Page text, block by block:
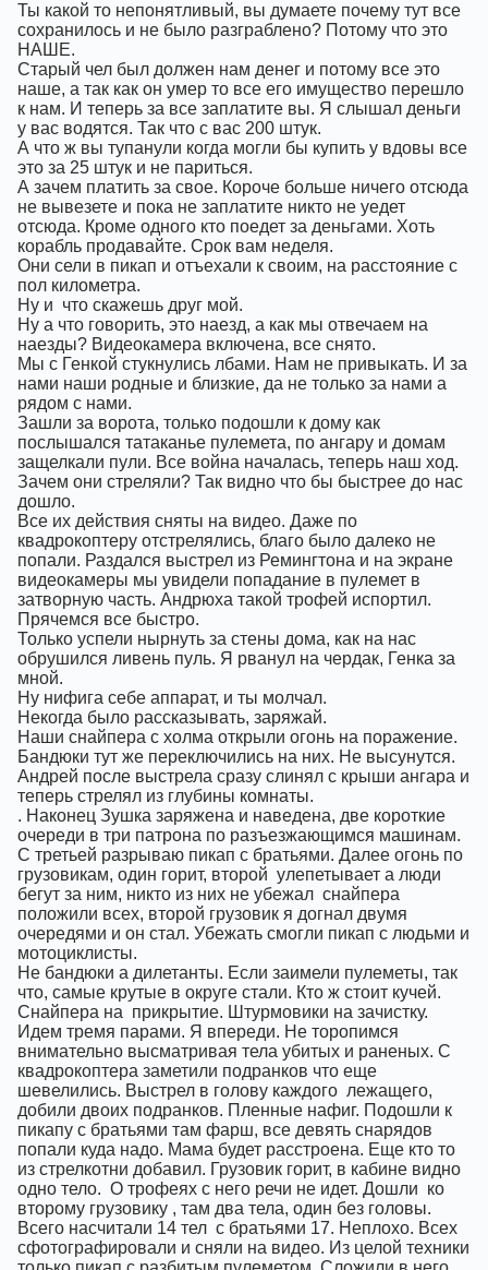
Ты какой то непонятливый, вы думаете почему тут все
сохранилось и не было разграблено? Потому что это
НАШЕ.
Старый чел был должен нам денег и потому все это
наше, а так как он умер то все его имущество перешло
к нам. И теперь за все заплатите вы. Я слышал деньги
у вас водятся. Так что с вас 200 штук.
А что ж вы тупанули когда могли бы купить у вдовы все
это за 25 штук и не париться.
А зачем платить за свое. Короче больше ничего отсюда
не вывезете и пока не заплатите никто не уедет
отсюда. Кроме одного кто поедет за деньгами. Хоть
корабль продавайте. Срок вам неделя.
Они сели в пикап и отъехали к своим, на расстояние с
пол километра.
Ну и что скажешь друг мой.
Ну а что говорить, это наезд, а как мы отвечаем на
наезды? Видеокамера включена, все снято.
Мы с Генкой стукнулись лбами. Нам не привыкать. И за
нами наши родные и близкие, да не только за нами а
рядом с нами.
Зашли за ворота, только подошли к дому как
послышался татаканье пулемета, по ангару и домам
защелкали пули. Все война началась, теперь наш ход.
Зачем они стреляли? Так видно что бы быстрее до нас
дошло.
Все их действия сняты на видео. Даже по
квадрокоптеру отстрелялись, благо было далеко не
попали. Раздался выстрел из Ремингтона и на экране
видеокамеры мы увидели попадание в пулемет в
затворную часть. Андрюха такой трофей испортил.
Прячемся все быстро.
Только успели нырнуть за стены дома, как на нас
обрушился ливень пуль. Я рванул на чердак, Генка за
мной.
Ну нифига себе аппарат, и ты молчал.
Некогда было рассказывать, заряжай.
Наши снайпера с холма открыли огонь на поражение.
Бандюки тут же переключились на них. Не высунутся.
Андрей после выстрела сразу слинял с крыши ангара и
теперь стрелял из глубины комнаты.
. Наконец Зушка заряжена и наведена, две короткие
очереди в три патрона по разъезжающимся машинам.
С третьей разрываю пикап с братьями. Далее огонь по
грузовикам, один горит, второй улепетывает а люди
бегут за ним, никто из них не убежал снайпера
положили всех, второй грузовик я догнал двумя
очередями и он стал. Убежать смогли пикап с людьми и
мотоциклисты.
Не бандюки а дилетанты. Если заимели пулеметы, так
что, самые крутые в округе стали. Кто ж стоит кучей.
Снайпера на прикрытие. Штурмовики на зачистку.
Идем тремя парами. Я впереди. Не торопимся
внимательно высматривая тела убитых и раненых. С
квадрокоптера заметили подранков что еще
шевелились. Выстрел в голову каждого лежащего,
добили двоих подранков. Пленные нафиг. Подошли к
пикапу с братьями там фарш, все девять снарядов
попали куда надо. Мама будет расстроена. Еще кто то
из стрелкотни добавил. Грузовик горит, в кабине видно
одно тело. О трофеях с него речи не идет. Дошли ко
второму грузовику , там два тела, один без головы.
Всего насчитали 14 тел с братьями 17. Неплохо. Всех
сфотографировали и сняли на видео. Из целой техники